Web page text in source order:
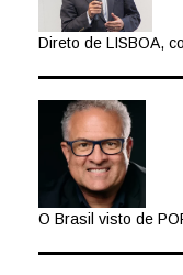
Direto de LISBOA,
O Brasil visto de